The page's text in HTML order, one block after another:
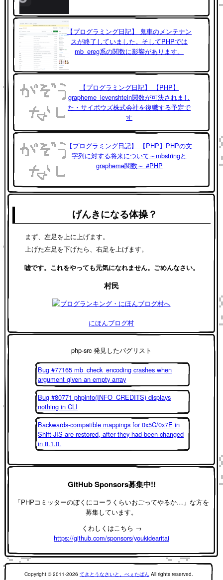
【プログラミング日記】 鬼車のメンテナン
スが終了していました。そしてPHPでは
mb_ereg系の関数に影響があります。
【プログラミング日記】 【PHP】
grapheme_levenshtein関数が可決されまし
た・サイボウズ株式会社を復職する予定で
す
【プログラミング日記】 【PHP】PHPの文
字列に対する将来について～mbstringと
grapheme関数～ #PHP
げんきになる体操？
まず、左足を上に上げます。
上げた左足を下げたら、右足を上げます。
嘘です。これをやっても元気になれません。ごめんなさい。
村民
にほんブログ村
php-src 発見したバグリスト
Bug #77165 mb_check_encoding crashes when
argument given an empty array
Bug #80771 phpinfo(INFO_CREDITS) displays
nothing in CLI
Backwards-compatible mappings for 0x5C/0x7E in
Shift-JIS are restored, after they had been changed
in 8.1.0.
GitHub Sponsors募集中!!
「PHPコミッターのぼくにコーラくらいおごってやるか…」な方を
募集しています。
くわしくはこちら →
https://github.com/sponsors/youkidearitai
Copyright © 2011-2026 てきとうなさいと。べぇたばん All rights reserved.